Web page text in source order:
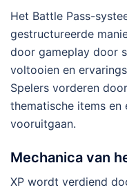
Het Battle Pass-
gestructureerde
door gameplay door
voltooien en
Spelers vorderen
thematische items
vooruitgaan.
Mechanica van
XP wordt verdiend